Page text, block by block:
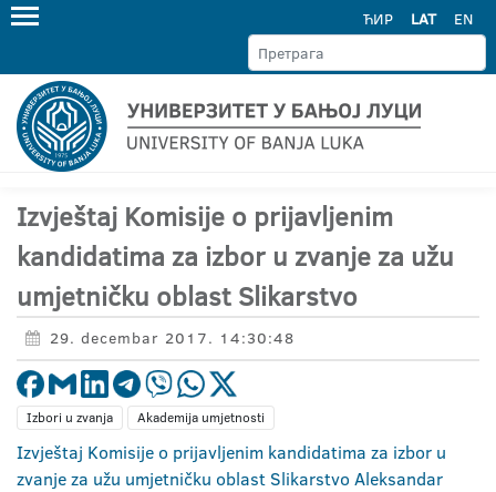
ЋИР LAT EN
Izvještaj Komisije o prijavljenim
kandidatima za izbor u zvanje za užu
umjetničku oblast Slikarstvo
29. decembar 2017. 14:30:48
Izbori u zvanja Akademija umjetnosti
Izvještaj Komisije o prijavljenim kandidatima za izbor u
zvanje za užu umjetničku oblast Slikarstvo Aleksandar